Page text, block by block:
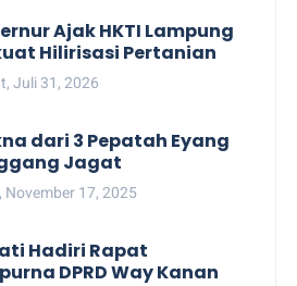
Ajak HKTI Lampung
Hilirisasi Pertanian
Juli 31, 2026
dari 3 Pepatah Eyang
Jagat
November 17, 2025
Hadiri Rapat
DPRD Way Kanan